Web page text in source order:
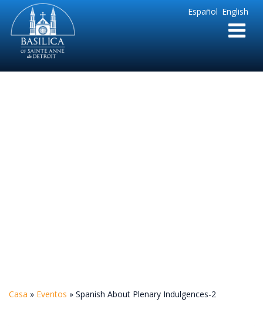
English
Español
Sainte
Anne
Parish
de
Casa » Eventos » Spanish About Plenary Indulgences-2